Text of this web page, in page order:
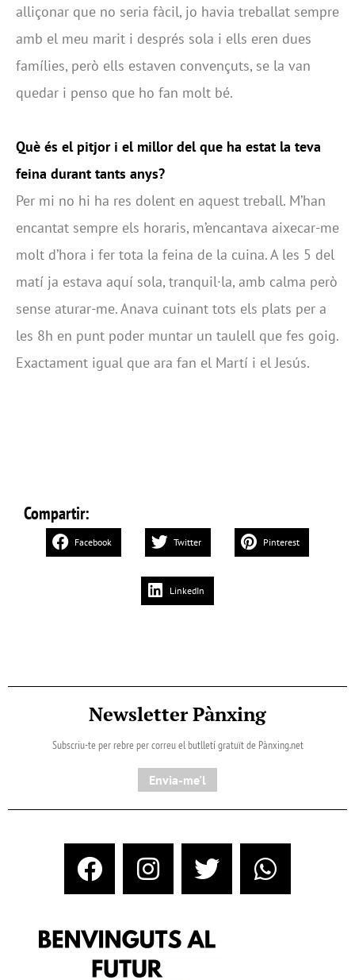
alliçonar que no seria fàcil, jo havia treballat sempre
amb el meu marit i després sola i ells eren dues
famílies, però ells estaven convençuts, se la van
quedar i penso que ho fan molt bé.
Què és el pitjor i el millor del que ha estat la teva
feina durant tants anys?
Per mi no hi ha res dolent en aquest treball. M’han
encantat sempre els horaris, m’encantava aixecar-me
molt d’hora i fer tota la feina de la cuina. A les 5 del
matí ja estava aquí sola, tranquil·la, amb calma però
sense aturar-me. Anava cuinant tots els plats per a
les 8h en punt poder muntar un taulell que fes goig.
Exactament igual que ara fan el Martí i el Jesús.
Compartir:
Facebook Twitter Pinterest
LinkedIn
Newsletter Pànxing
Subscriu-te per rebre per correu el butlletí gratuït de Pànxing.net​
Envia-me'l